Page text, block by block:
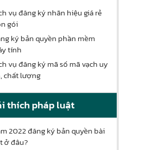
vụ đăng ký nhãn hiệu giá rẻ
gói
ký bản quyền phần mềm
tính
vụ đăng ký mã số mã vạch uy
chất lượng
thích pháp luật
2022 đăng ký bản quyền bài
ở đâu?